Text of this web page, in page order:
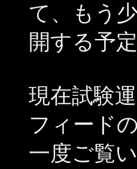
て、もう
開する予
現在試験
フィード
一度ご覧